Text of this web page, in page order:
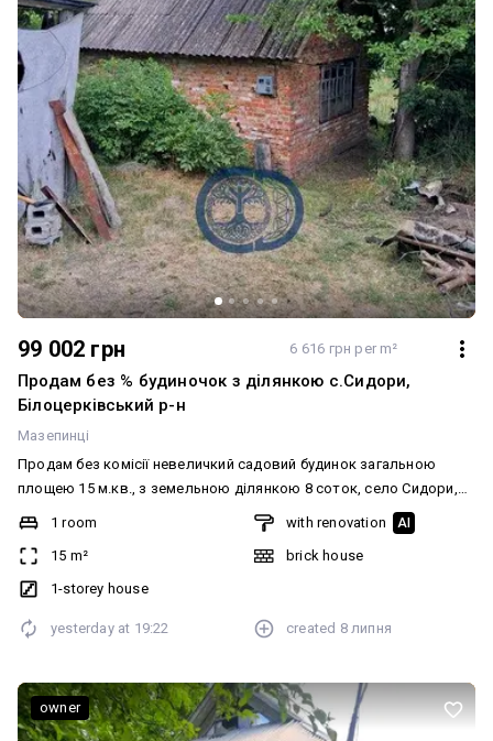
99 002 грн 6 616 грн per m²
Продам без % будиночок з ділянкою с.Сидори,
Білоцерківський р-н
Мазепинці
Продам без комісії невеличкий садовий будинок загальною
площею 15 м.кв., з земельною ділянкою 8 соток, село Сидори,
Білоцерківський район район, СТ "Монтажник", 20 км до Білої
підведена на ділянку, свердловина в спільному користуванні з
сусідом Електроенергія підключена Будинок розташований на
схил). На ділянці ростуть декілька горіхів, вишня, кизил,
замулилося, за бажанням його можна відновити. Затишне
мальовниче місце осторонь від великих трас. В пяти хвилинах
пішки знаходиться каскад зариблених ставків. В селі є два
1 room
15 m²
1-storey house
with renovation AI
brick house
yesterday at 19:22 created 8 липня
owner